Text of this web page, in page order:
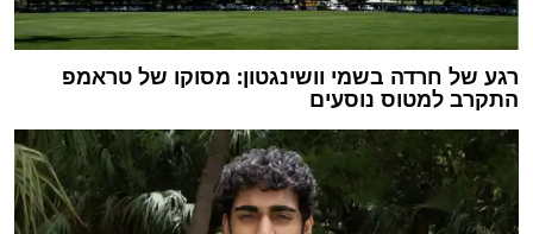
רגע של חרדה בשמי וושינגטון: מסוקו של טראמפ
התקרב למטוס נוסעים